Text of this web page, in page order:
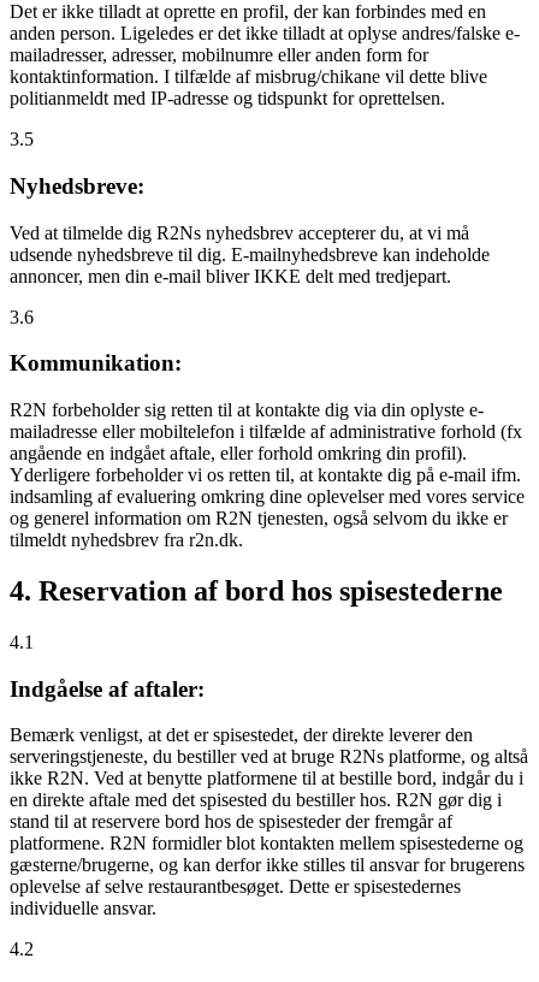
Det er ikke tilladt at oprette en profil, der kan forbindes med en
anden person. Ligeledes er det ikke tilladt at oplyse andres/falske e-
mailadresser, adresser, mobilnumre eller anden form for
kontaktinformation. I tilfælde af misbrug/chikane vil dette blive
politianmeldt med IP-adresse og tidspunkt for oprettelsen.
3.5
Nyhedsbreve:
Ved at tilmelde dig R2Ns nyhedsbrev accepterer du, at vi må
udsende nyhedsbreve til dig. E-mailnyhedsbreve kan indeholde
annoncer, men din e-mail bliver IKKE delt med tredjepart.
3.6
Kommunikation:
R2N forbeholder sig retten til at kontakte dig via din oplyste e-
mailadresse eller mobiltelefon i tilfælde af administrative forhold (fx
angående en indgået aftale, eller forhold omkring din profil).
Yderligere forbeholder vi os retten til, at kontakte dig på e-mail ifm.
indsamling af evaluering omkring dine oplevelser med vores service
og generel information om R2N tjenesten, også selvom du ikke er
tilmeldt nyhedsbrev fra r2n.dk.
4. Reservation af bord hos spisestederne
4.1
Indgåelse af aftaler:
Bemærk venligst, at det er spisestedet, der direkte leverer den
serveringstjeneste, du bestiller ved at bruge R2Ns platforme, og altså
ikke R2N. Ved at benytte platformene til at bestille bord, indgår du i
en direkte aftale med det spisested du bestiller hos. R2N gør dig i
stand til at reservere bord hos de spisesteder der fremgår af
platformene. R2N formidler blot kontakten mellem spisestederne og
gæsterne/brugerne, og kan derfor ikke stilles til ansvar for brugerens
oplevelse af selve restaurantbesøget. Dette er spisestedernes
individuelle ansvar.
4.2